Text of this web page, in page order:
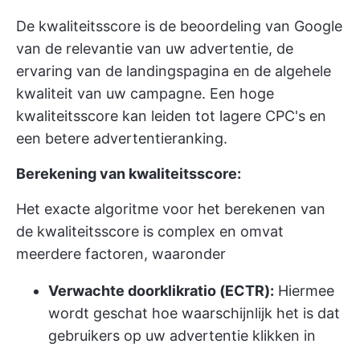
De kwaliteitsscore is de beoordeling van Google
van de relevantie van uw advertentie, de
ervaring van de landingspagina en de algehele
kwaliteit van uw campagne. Een hoge
kwaliteitsscore kan leiden tot lagere CPC's en
een betere advertentieranking.
Berekening van kwaliteitsscore:
Het exacte algoritme voor het berekenen van
de kwaliteitsscore is complex en omvat
meerdere factoren, waaronder
Verwachte doorklikratio (ECTR): Hiermee
wordt geschat hoe waarschijnlijk het is dat
gebruikers op uw advertentie klikken in